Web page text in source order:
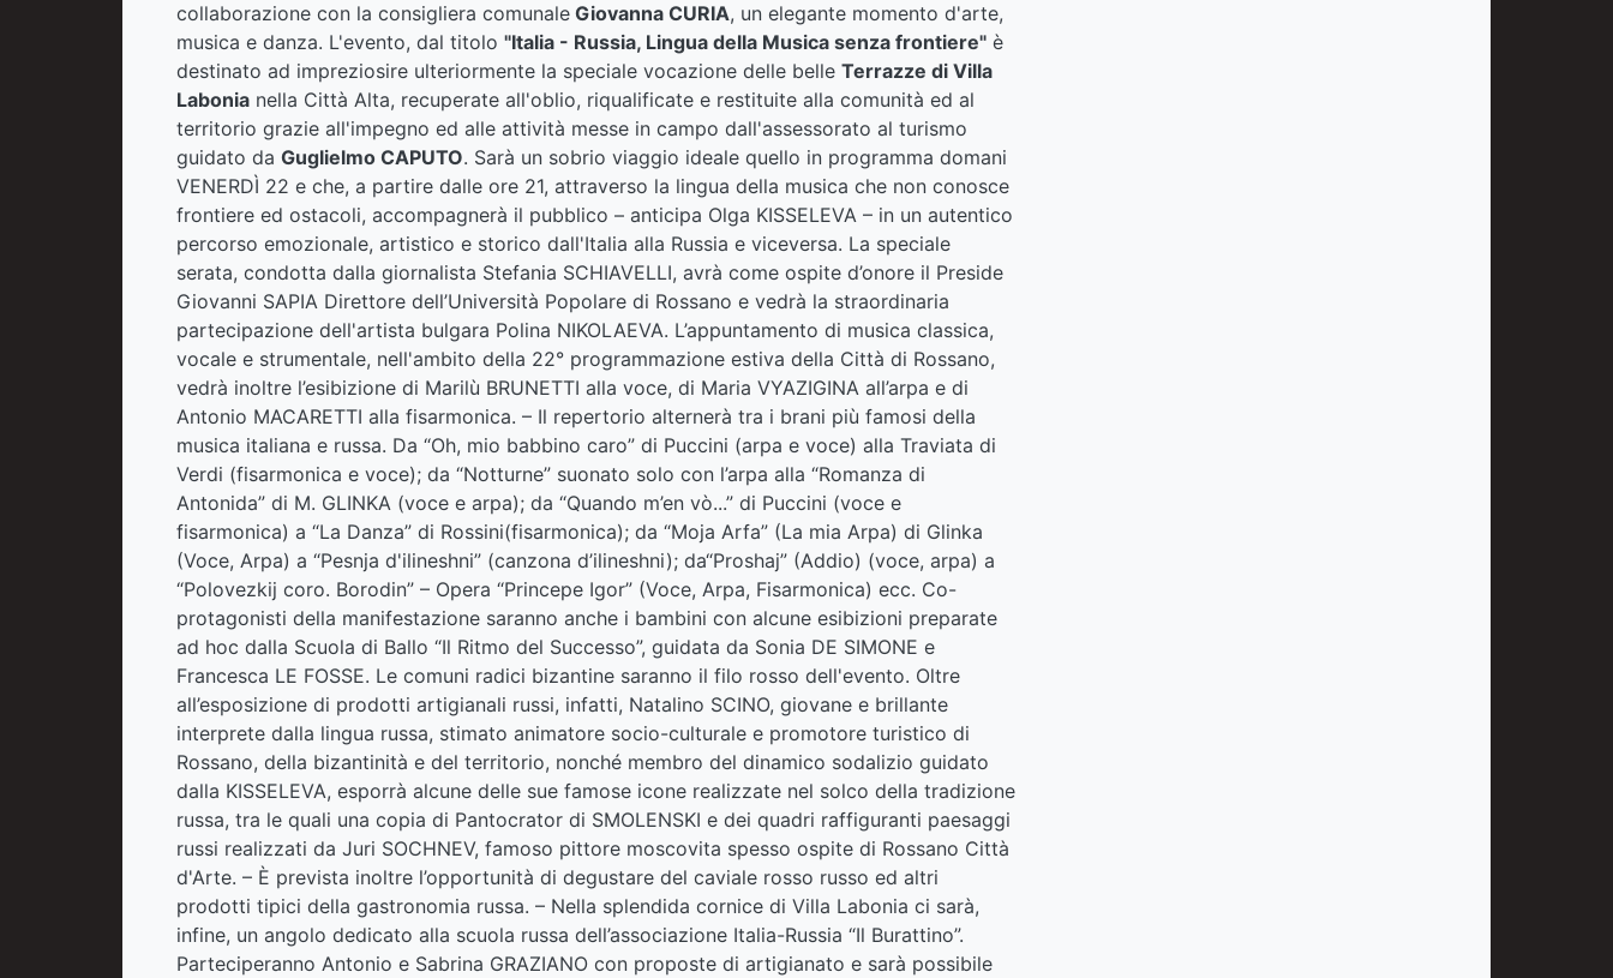
collaborazione con la consigliera comunale Giovanna CURIA, un elegante momento d'arte,
musica e danza. L'evento, dal titolo "Italia - Russia, Lingua della Musica senza frontiere" è
destinato ad impreziosire ulteriormente la speciale vocazione delle belle Terrazze di Villa
Labonia nella Città Alta, recuperate all'oblio, riqualificate e restituite alla comunità ed al
territorio grazie all'impegno ed alle attività messe in campo dall'assessorato al turismo
guidato da Guglielmo CAPUTO. Sarà un sobrio viaggio ideale quello in programma domani
VENERDÌ 22 e che, a partire dalle ore 21, attraverso la lingua della musica che non conosce
frontiere ed ostacoli, accompagnerà il pubblico – anticipa Olga KISSELEVA – in un autentico
percorso emozionale, artistico e storico dall'Italia alla Russia e viceversa. La speciale
serata, condotta dalla giornalista Stefania SCHIAVELLI, avrà come ospite d’onore il Preside
Giovanni SAPIA Direttore dell’Università Popolare di Rossano e vedrà la straordinaria
partecipazione dell'artista bulgara Polina NIKOLAEVA. L’appuntamento di musica classica,
vocale e strumentale, nell'ambito della 22° programmazione estiva della Città di Rossano,
vedrà inoltre l’esibizione di Marilù BRUNETTI alla voce, di Maria VYAZIGINA all’arpa e di
Antonio MACARETTI alla fisarmonica. – Il repertorio alternerà tra i brani più famosi della
musica italiana e russa. Da “Oh, mio babbino caro” di Puccini (arpa e voce) alla Traviata di
Verdi (fisarmonica e voce); da “Notturne” suonato solo con l’arpa alla “Romanza di
Antonida” di M. GLINKA (voce e arpa); da “Quando m’en vò...” di Puccini (voce e
fisarmonica) a “La Danza” di Rossini(fisarmonica); da “Moja Arfa” (La mia Arpa) di Glinka
(Voce, Arpa) a “Pesnja d'ilineshni” (canzona d’ilineshni); da“Proshaj” (Addio) (voce, arpa) a
“Polovezkij coro. Borodin” – Opera “Princepe Igor” (Voce, Arpa, Fisarmonica) ecc. Co-
protagonisti della manifestazione saranno anche i bambini con alcune esibizioni preparate
ad hoc dalla Scuola di Ballo “Il Ritmo del Successo”, guidata da Sonia DE SIMONE e
Francesca LE FOSSE. Le comuni radici bizantine saranno il filo rosso dell'evento. Oltre
all’esposizione di prodotti artigianali russi, infatti, Natalino SCINO, giovane e brillante
interprete dalla lingua russa, stimato animatore socio-culturale e promotore turistico di
Rossano, della bizantinità e del territorio, nonché membro del dinamico sodalizio guidato
dalla KISSELEVA, esporrà alcune delle sue famose icone realizzate nel solco della tradizione
russa, tra le quali una copia di Pantocrator di SMOLENSKI e dei quadri raffiguranti paesaggi
russi realizzati da Juri SOCHNEV, famoso pittore moscovita spesso ospite di Rossano Città
d'Arte. – È prevista inoltre l’opportunità di degustare del caviale rosso russo ed altri
prodotti tipici della gastronomia russa. – Nella splendida cornice di Villa Labonia ci sarà,
infine, un angolo dedicato alla scuola russa dell’associazione Italia-Russia “Il Burattino”.
Parteciperanno Antonio e Sabrina GRAZIANO con proposte di artigianato e sarà possibile